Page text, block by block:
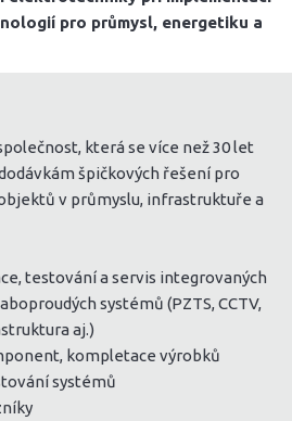
pro průmysl, energetiku a
která se více než 30 let
špičkových řešení pro
v průmyslu, infrastruktuře a
testování a servis integrovaných
systémů (PZTS, CCTV,
aj.)
kompletace výrobků
systémů